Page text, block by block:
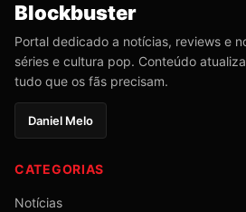
Blockbuster
Portal dedicado a notícias, reviews e
séries e cultura pop. Conteúdo
tudo que os fãs precisam.
Daniel Melo
CATEGORIAS
Notícias